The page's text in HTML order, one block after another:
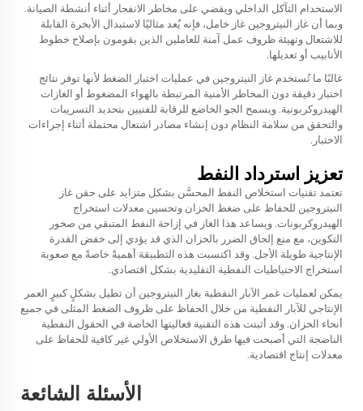
الاستخدام التآكل الداخلي ويقضي على مخاطر الانفجار أثناء أنشطة الصيانة.
وبما أن غاز النيتروجين غاز خامل، فإنه يُعد مثاليًا لاستبدال الأبخرة القابلة
للاشتعال وتهيئة ظروف عمل آمنة للعاملين الذين يقومون بإصلاح خطوط
الأنابيب أو تعديلها.
غالبًا ما تُستخدم غاز النيتروجين في عمليات اختبار الضغط لأنها توفر نتائج
اختبار دقيقة دون المخاطر الأمنية المرتبطة بالهواء المضغوط أو الغازات
الهيدروكربونية. ويسمح الجو الخاضع للرقابة للفنيين بتحديد التسريبات
والتحقق من سلامة النظام دون إنشاء مصادر اشتعال محتملة أثناء إجراءات
الاختبار.
تعزيز استرداد النفط
تعتمد تقنيات استخلاص النفط المحسَّن بشكل متزايد على حقن غاز
النيتروجين للحفاظ على ضغط الخزان وتحسين معدلات استخراج
الهيدروكربونات. ويساعد هذا الغاز في إزاحة النفط المتبقي من صخور
التكوين، مع منع إلحاق الضرر بالخزان الذي قد يؤدي إلى خفض القدرة
الإنتاجية طويلة الأجل. وقد اكتسبت هذه التطبيقة أهميةً خاصةً مع صعوبة
استخراج الاحتياطيات النفطية التقليدية بشكل اقتصادي.
يمكن لعمليات غمر الآبار النفطية بغاز النيتروجين أن تطيل بشكلٍ كبيرٍ العمر
الإنتاجي للآبار النفطية من خلال الحفاظ على ظروف الضغط المثلى في جميع
أنحاء الخزان. وقد أثبتت هذه التقنية فعاليتها الخاصة في الحقول النفطية
الناضجة التي أصبحت فيها طرق الاستخلاص الأولي غير كافية للحفاظ على
معدلات إنتاج اقتصادية.
الأسئلة الشائعة